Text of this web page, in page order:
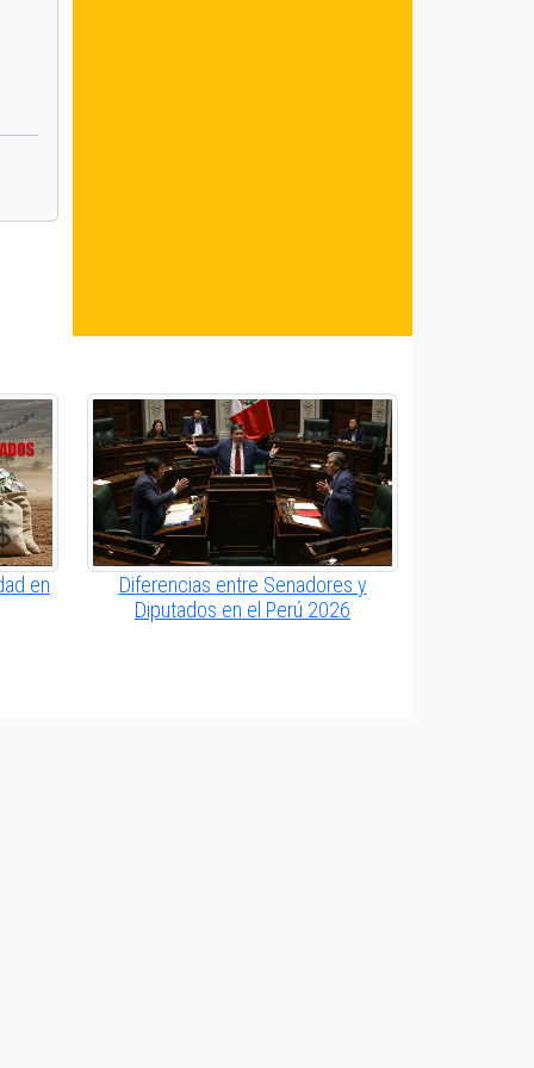
en
Diferencias entre Senadores y
Diputados en el Perú 2026